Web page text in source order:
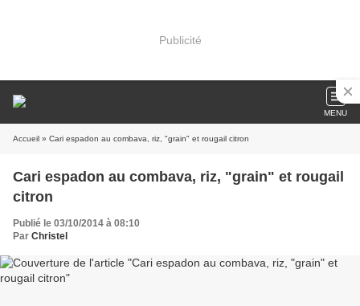
Publicité
MENU
Accueil » Cari espadon au combava, riz, "grain" et rougail citron
Cari espadon au combava, riz, "grain" et rougail
citron
Publié le 03/10/2014 à 08:10
Par Christel